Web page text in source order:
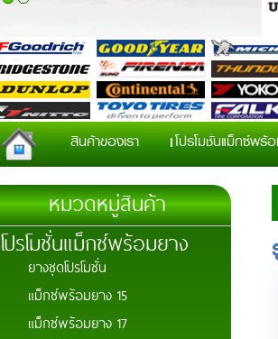
สินค้าของเรา โปรโมชั่นแม็กซ์พร้
หมวดหมู่สินค้า
โปรโมชั่นแม็กซ์พร้อมยาง
ยางชุดโปรโมชั่น
แม็กซ์พร้อมยาง 15
แม็กซ์พร้อมยาง 17